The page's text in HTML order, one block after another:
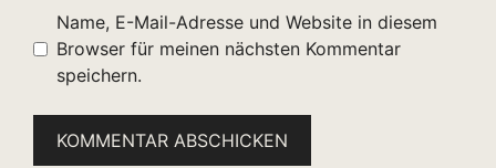
Name, E-Mail-Adresse und Website in diesem
Browser für meinen nächsten Kommentar
speichern.